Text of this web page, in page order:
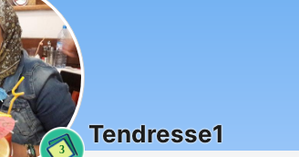
3
Tendresse1